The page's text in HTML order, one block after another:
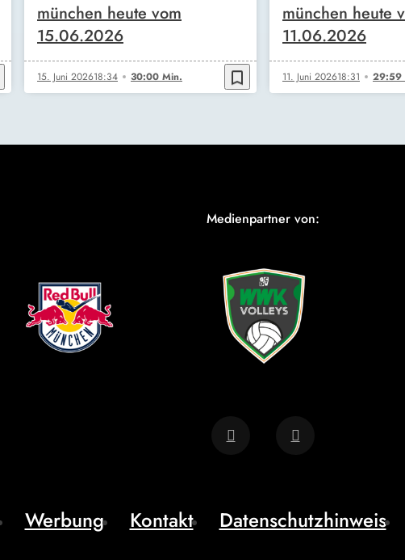
münchen heute vom
15.06.2026
15. Juni 202618:34 30:00 Min. bookmark_border
münchen heute
11.06.2026
11. Juni 202618:31 29:59
Medienpartner von:
Werbung Kontakt Datenschutzhinweis